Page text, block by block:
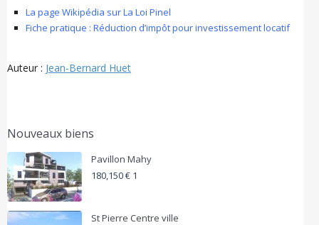
La page Wikipédia sur La Loi Pinel
Fiche pratique : Réduction d’impôt pour investissement locatif
Auteur : Jean-Bernard Huet
Nouveaux biens
Pavillon Mahy
180,150 € 1
St Pierre Centre ville